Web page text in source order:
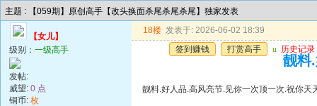
主题 : 【059期】原创高手【改头换面杀尾杀尾杀尾】独家发表
【女儿】
级别： 一级高手
发帖:
威望: 0 点
铜币: 枚
18楼 发表于: 2026-06-02 18:39
签到赚钱
打赏高手 u 历史记录
靓料
靓料.好人品.高风亮节.见你一次顶一次.祝你天